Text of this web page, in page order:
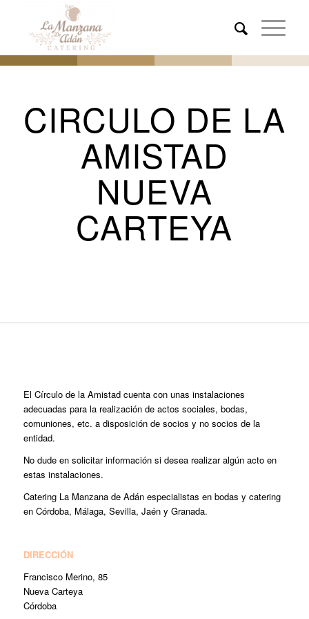
CIRCULO DE LA
AMISTAD
NUEVA
CARTEYA
El Círculo de la Amistad cuenta con unas instalaciones
adecuadas para la realización de actos sociales, bodas,
comuniones, etc. a disposición de socios y no socios de la
entidad.
No dude en solicitar información si desea realizar algún acto en
estas instalaciones.
Catering La Manzana de Adán especialistas en bodas y catering
en Córdoba, Málaga, Sevilla, Jaén y Granada.
DIRECCIÓN
Francisco Merino, 85
Nueva Carteya
Córdoba